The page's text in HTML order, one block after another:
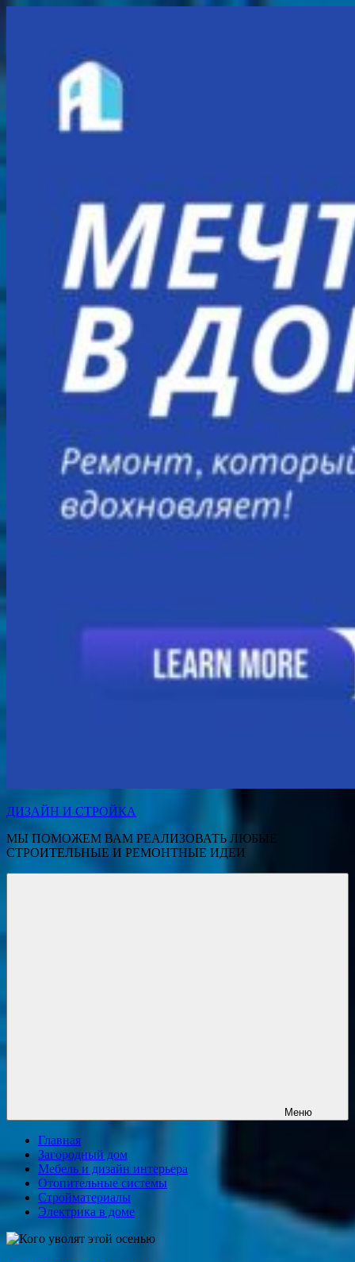
ДИЗАЙН И СТРОЙКА
МЫ ПОМОЖЕМ ВАМ РЕАЛИЗОВАТЬ ЛЮБЫЕ
СТРОИТЕЛЬНЫЕ И РЕМОНТНЫЕ ИДЕИ
Меню
Главная
Загородный дом
Мебель и дизайн интерьера
Отопительные системы
Стройматериалы
Электрика в доме